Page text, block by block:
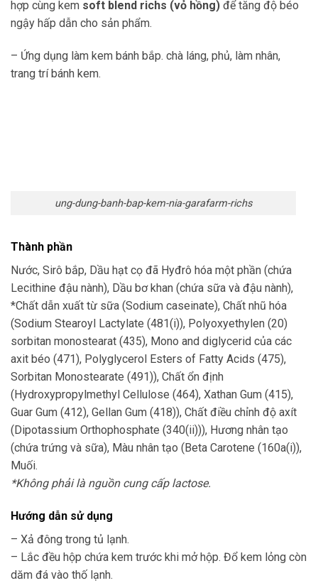
hợp cùng kem soft blend richs (vỏ hồng) để tăng độ béo
ngậy hấp dẫn cho sản phẩm.
– Ứng dụng làm kem bánh bắp. chà láng, phủ, làm nhân,
trang trí bánh kem.
ung-dung-banh-bap-kem-nia-garafarm-richs
Thành phần
Nước, Sirô bắp, Dầu hạt cọ đã Hyđrô hóa một phần (chứa
Lecithine đậu nành), Dầu bơ khan (chứa sữa và đậu nành),
*Chất dẫn xuất từ sữa (Sodium caseinate), Chất nhũ hóa
(Sodium Stearoyl Lactylate (481(i)), Polyoxyethylen (20)
sorbitan monostearat (435), Mono and diglycerid của các
axit béo (471), Polyglycerol Esters of Fatty Acids (475),
Sorbitan Monostearate (491)), Chất ổn định
(Hydroxypropylmethyl Cellulose (464), Xathan Gum (415),
Guar Gum (412), Gellan Gum (418)), Chất điều chỉnh độ axít
(Dipotassium Orthophosphate (340(ii))), Hương nhân tạo
(chứa trứng và sữa), Màu nhân tạo (Beta Carotene (160a(i)),
Muối.
*Không phải là nguồn cung cấp lactose.
Hướng dẫn sử dụng
– Xả đông trong tủ lạnh.
– Lắc đều hộp chứa kem trước khi mở hộp. Đổ kem lỏng còn
dăm đá vào thố lạnh.